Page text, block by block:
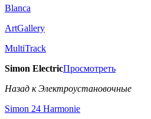
Blanca
ArtGallery
MultiTrack
Simon ElectricПросмотреть
Назад к Электроустановочные
Simon 24 Harmonie